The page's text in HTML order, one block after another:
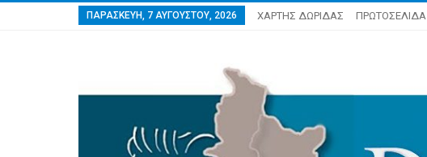
ΠΑΡΑΣΚΕΥΉ, 7 ΑΥΓΟΎΣΤΟΥ, 2026 ΧΑΡΤΗΣ ΔΩΡΙΔΑΣ ΠΡΩΤΟΣΕΛΙΔΑ